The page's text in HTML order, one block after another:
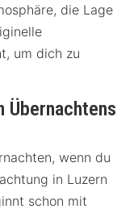
die Lage
um dich zu
Übernachtens
wenn du
in Luzern
schon mit